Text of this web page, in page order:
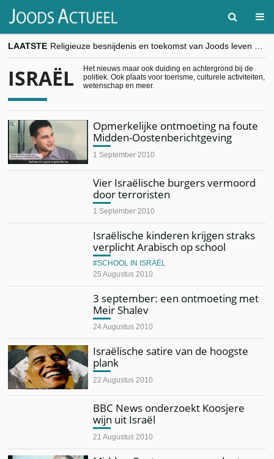
LAATSTE
“Besnijdenisdebat toont hoe moeilijk seculiere Westen minderheden begrijpt”, Jinnih Beels (Vooruit)
“Vandaag zit elke Jood in België op de beklaagdenbank”
ISRAËL
Het nieuws maar ook duiding en achtergrond bij de
politiek. Ook plaats voor toerisme, culturele activiteiten,
wetenschap en meer.
Opmerkelijke ontmoeting na foute
Midden-Oostenberichtgeving
1 September 2010
Vier Israëlische burgers vermoord
door terroristen
1 September 2010
Israëlische kinderen krijgen straks
verplicht Arabisch op school
25 Augustus 2010
SCHOOL IN ISRAËL
3 september: een ontmoeting met
Meir Shalev
24 Augustus 2010
Israëlische satire van de hoogste
plank
22 Augustus 2010
BBC News onderzoekt Koosjere
wijn uit Israël
21 Augustus 2010